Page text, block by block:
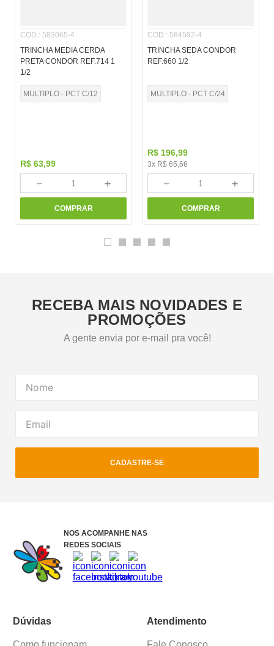
COD.: 583065-4
TRINCHA MEDIA CERDA
PRETA CONDOR REF.714 1
1/2
MULTIPLO - PCT C/12
R$ 63,99
＋
－
COMPRAR
COD.: 584592-4
TRINCHA SEDA CONDOR
REF.660 1/2
MULTIPLO - PCT C/24
R$ 196,99
3x R$ 65,66
＋
－
COMPRAR
RECEBA MAIS NOVIDADES E
PROMOÇÕES
A gente envia por e-mail pra você!
CADASTRE-SE
NOS ACOMPANHE NAS
REDES SOCIAIS
Dúvidas Atendimento